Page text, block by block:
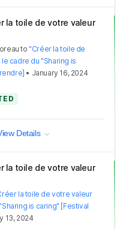
la toile de votre valeur
to "Créer la toile de
cadre du "Sharing is
• January 16, 2024
Details
la toile de votre valeur
la toile de votre valeur
is caring" [Festival
13, 2024